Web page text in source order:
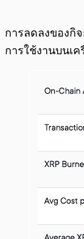
การลดลงของกิ
การใช้งานบนเค